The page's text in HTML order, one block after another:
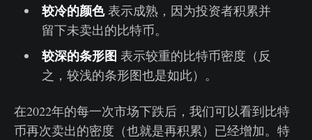
较冷的颜色表示成熟，因为投资者积累并
留下未卖出的比特币。
较深的条形图 表示较重的比特币密度（反
之，较浅的条形图也是如此）。
在2022年的每一次市场下跌后，我们可以看到比特
币再次卖出的密度（也就是再积累）已经增加。特